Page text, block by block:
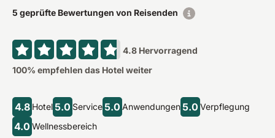
5 geprüfte Bewertungen von Reisenden
4.8 Hervorragend
100% empfehlen das Hotel weiter
4.8 Hotel5.0 Service5.0 Anwendungen5.0 Verpflegung
4.0 Wellnessbereich